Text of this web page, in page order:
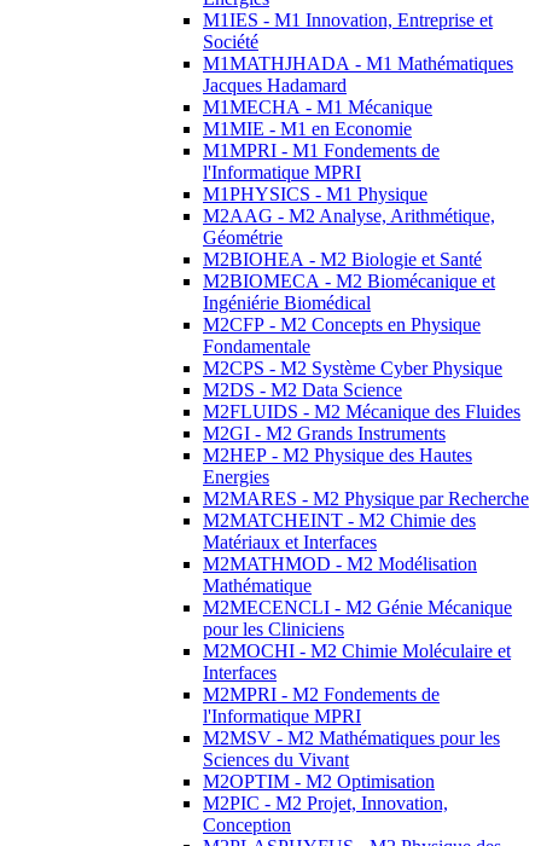
M1IES - M1 Innovation, Entreprise et
Société
M1MATHJHADA - M1 Mathématiques
Jacques Hadamard
M1MECHA - M1 Mécanique
M1MIE - M1 en Economie
M1MPRI - M1 Fondements de
l'Informatique MPRI
M1PHYSICS - M1 Physique
M2AAG - M2 Analyse, Arithmétique,
Géométrie
M2BIOHEA - M2 Biologie et Santé
M2BIOMECA - M2 Biomécanique et
Ingéniérie Biomédical
M2CFP - M2 Concepts en Physique
Fondamentale
M2CPS - M2 Système Cyber Physique
M2DS - M2 Data Science
M2FLUIDS - M2 Mécanique des Fluides
M2GI - M2 Grands Instruments
M2HEP - M2 Physique des Hautes
Energies
M2MARES - M2 Physique par Recherche
M2MATCHEINT - M2 Chimie des
Matériaux et Interfaces
M2MATHMOD - M2 Modélisation
Mathématique
M2MECENCLI - M2 Génie Mécanique
pour les Cliniciens
M2MOCHI - M2 Chimie Moléculaire et
Interfaces
M2MPRI - M2 Fondements de
l'Informatique MPRI
M2MSV - M2 Mathématiques pour les
Sciences du Vivant
M2OPTIM - M2 Optimisation
M2PIC - M2 Projet, Innovation,
Conception